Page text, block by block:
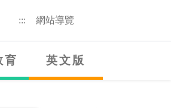
::: 網站導覽
育 英文版